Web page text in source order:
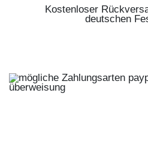
Kostenloser
deutschen